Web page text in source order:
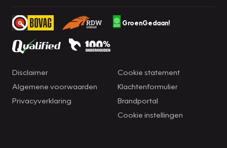
GroenGedaan!
Disclaimer
Algemene voorwaarden
Privacyverklaring
Cookie statement
Klachtenformulier
Brandportal
Cookie instellingen